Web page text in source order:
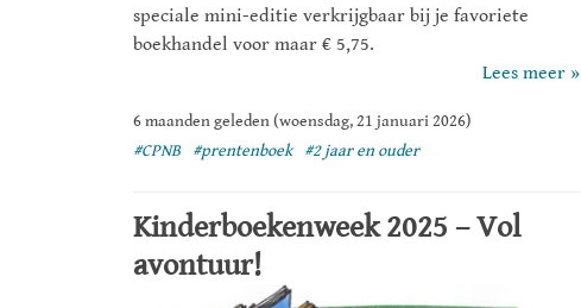
speciale mini-editie verkrijgbaar bij je favoriete
boekhandel voor maar € 5,75.
Lees meer »
6 maanden geleden (woensdag, 21 januari 2026)
#CPNB
#prentenboek #2 jaar en ouder
Kinderboekenweek 2025 – Vol
avontuur!